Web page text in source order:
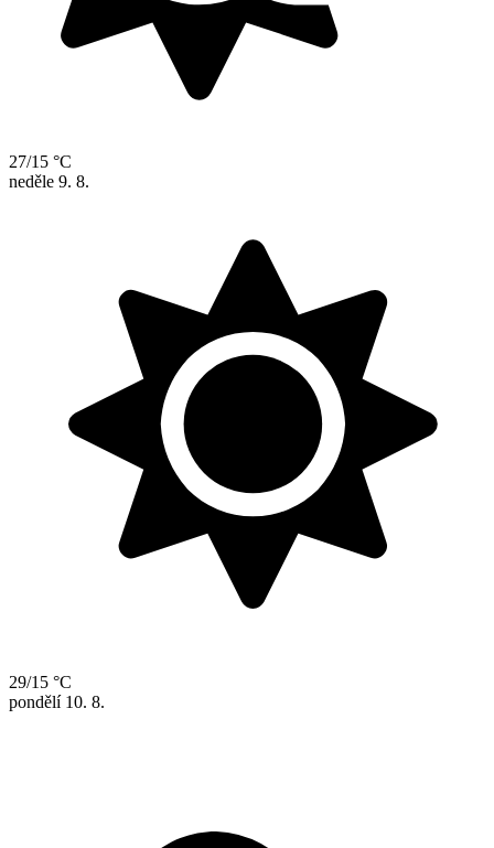
27/15 °C
neděle 9. 8.
29/15 °C
pondělí 10. 8.